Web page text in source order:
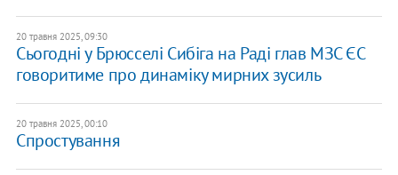
20 травня 2025, 09:30
Сьогодні у Брюсселі Сибіга на Раді глав МЗС ЄС
говоритиме про динаміку мирних зусиль
20 травня 2025, 00:10
Спростування